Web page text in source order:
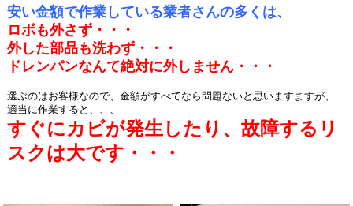
安い金額で作業している業者さんの多くは、
ロボも外さず・・・
外した部品も洗わず・・・
ドレンパンなんて絶対に外しません・・・
選ぶのはお客様なので、金額がすべてなら問題ないと思いますますが、
適当に作業すると、、、
すぐにカビが発生したり、故障するリ
スクは大です・・・